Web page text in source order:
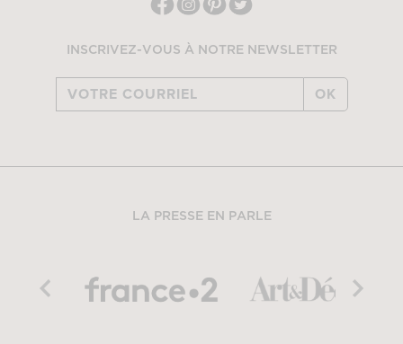
INSCRIVEZ-VOUS À NOTRE NEWSLETTER
OK
LA PRESSE EN PARLE